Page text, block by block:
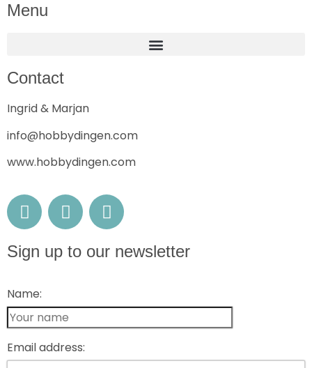
Menu
Contact
Ingrid & Marjan
info@hobbydingen.com
www.hobbydingen.com
Sign up to our newsletter
Name:
Email address: